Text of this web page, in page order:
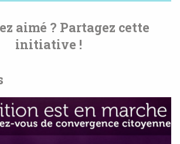
aimé ? Partagez cette
initiative !